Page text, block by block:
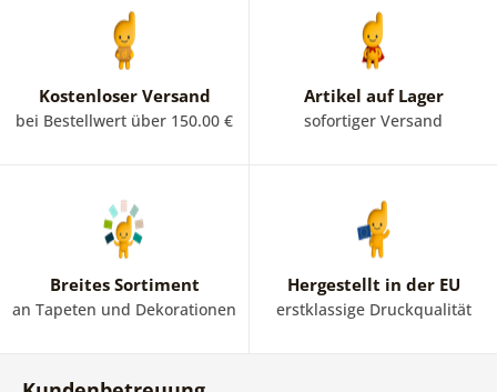
Kostenloser Versand
bei Bestellwert über 150.00 €
Artikel auf Lager
sofortiger Versand
Breites Sortiment
an Tapeten und Dekorationen
Hergestellt in der EU
erstklassige Druckqualität